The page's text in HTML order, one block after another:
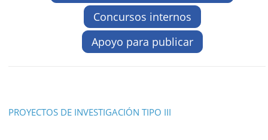
Concursos internos
Apoyo para publicar
PROYECTOS DE INVESTIGACIÓN TIPO III